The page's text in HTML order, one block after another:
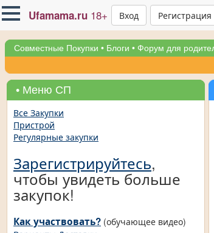
Ufamama.ru 18+ Вход Регистрация
Совместные Покупки • Блоги • Форум для
• Меню СП
Все Закупки
Пристрой
Регулярные закупки
Зарегистрируйтесь,
чтобы увидеть больше
закупок!
Как участвовать? (обучающее видео)